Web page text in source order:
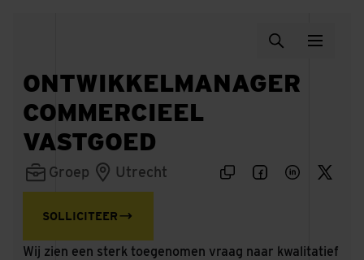
ONTWIKKELMANAGER
COMMERCIEEL
VASTGOED
Groep Utrecht
SOLLICITEER
Wij zien een sterk toegenomen vraag naar kwalitatief